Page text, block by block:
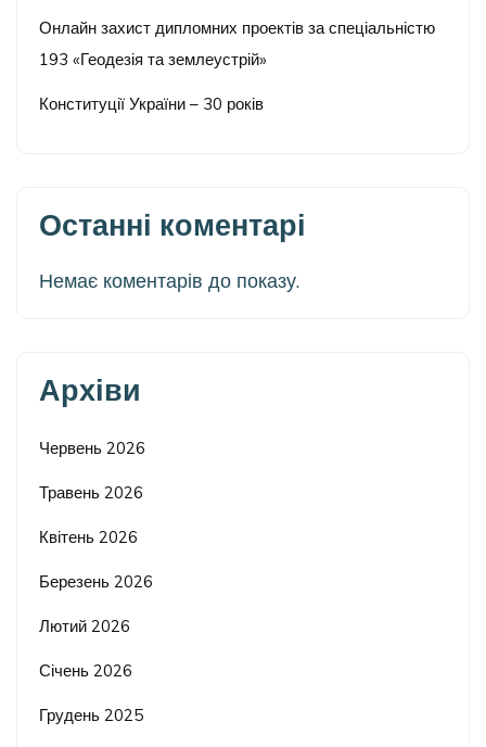
Онлайн захист дипломних проектів за спеціальністю
193 «Геодезія та землеустрій»
Конституції України – 30 років
Останні коментарі
Немає коментарів до показу.
Архіви
Червень 2026
Травень 2026
Квітень 2026
Березень 2026
Лютий 2026
Січень 2026
Грудень 2025